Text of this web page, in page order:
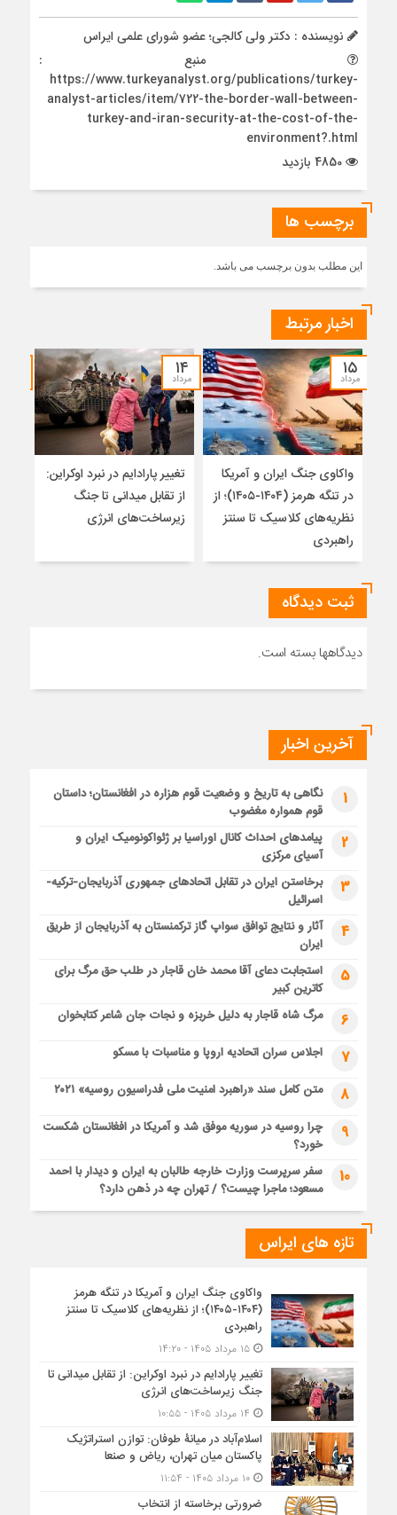
نویسنده : دکتر ولی کالجی؛ عضو شورای علمی ایراس
منبع :
https://www.turkeyanalyst.org/publications/turkey-
analyst-articles/item/722-the-border-wall-between-
turkey-and-iran-security-at-the-cost-of-the-
environment?.html
برچسب ها
این مطلب بدون برچسب می باشد.
اخبار مرتبط
۱۵
مرداد
واکاوی جنگ ایران و آمریکا
در تنگه هرمز (۱۴۰۴-۱۴۰۵)؛ از
نظریه‌های کلاسیک تا سنتز
راهبردی
۱۴
مرداد
تغییر پارادایم در نبرد اوکراین:
از تقابل میدانی تا جنگ
زیرساخت‌های انرژی
ثبت دیدگاه
دیدگاهها بسته است.
آخرین اخبار
1
نگاهی به تاریخ و وضعیت قوم هزاره در افغانستان؛ داستان
قوم همواره مغضوب
2
پیامدهای احداث کانال اوراسیا بر ژئواکونومیک ایران و
آسیای مرکزی
3
برخاستن ایران در تقابل اتحادهای جمهوری آذربایجان-ترکیه-
اسرائیل
4
آثار و نتایج توافق سواپ گاز ترکمنستان به آذربایجان از طریق
ایران
5
استجابت دعای آقا محمد خان قاجار در طلب حق مرگ برای
کاترین کبیر
6 مرگ شاه قاجار به دلیل خربزه و نجات جان شاعر کتابخوان
7 اجلاس سران اتحادیه اروپا و مناسبات با مسکو
8 متن کامل سند «راهبرد امنیت ملی فدراسیون روسیه» ۲۰۲۱
9
چرا روسیه در سوریه موفق شد و آمریکا در افغانستان شکست
خورد؟
10
سفر سرپرست وزارت خارجه طالبان به ایران و دیدار با احمد
مسعود؛ ماجرا چیست؟ / تهران چه در ذهن دارد؟
تازه های ایراس
واکاوی جنگ ایران و آمریکا در تنگه هرمز
(۱۴۰۴-۱۴۰۵)؛ از نظریه‌های کلاسیک تا سنتز
راهبردی
۱۵ مرداد ۱۴۰۵ - ۱۴:۲۰
تغییر پارادایم در نبرد اوکراین: از تقابل میدانی تا
جنگ زیرساخت‌های انرژی
اسلام‌آباد در میانۀ طوفان: توازن استراتژیک
پاکستان میان تهران، ریاض و صنعا
۱۰ مرداد ۱۴۰۵ - ۱۱:۵۴
ضرورتی برخاسته از انتخاب